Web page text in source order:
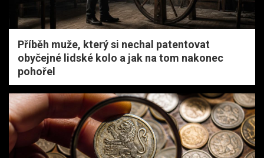
Příběh muže, který si nechal patentovat
obyčejné lidské kolo a jak na tom nakonec
pohořel